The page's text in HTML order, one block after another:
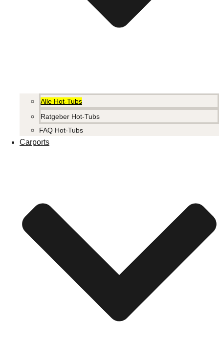
Alle Hot-Tubs
Ratgeber Hot-Tubs
FAQ Hot-Tubs
Carports